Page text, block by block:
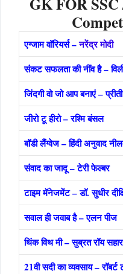
एग्जाम वॉरियर्स –नरेंद्र मोदी
संकट सफलता की नींव है –
जिंदगी वो जो आप बनाएं –
जीरो टू हीरो – रश्मि बंसल
बॉडी लैंग्वेज – हिंदी अनुवाद
संवाद का जादू – टेरी फेल्बर
टाइम मॅनेजमेंट – डॉ. सुधीर
सवाल ही जवाब है – एलन पीज
थिंक विथ मी – सुब्रत रॉय
21वी सदी का व्यवसाय – रॉबर्ट